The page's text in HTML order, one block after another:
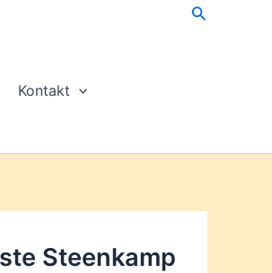
Suchen
Kontakt
Steenkamp